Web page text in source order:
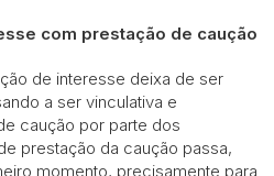
com prestação de caução
de interesse deixa de ser
a ser vinculativa e
caução por parte dos
prestação da caução passa,
momento, precisamente para